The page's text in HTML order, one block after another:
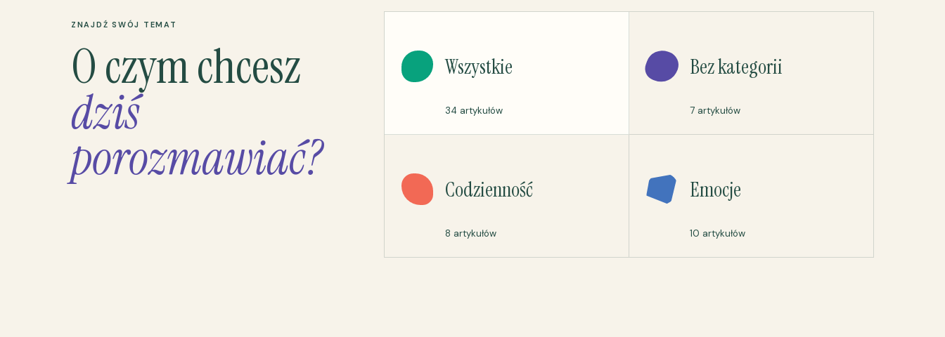
ZNAJDŹ SWÓJ TEMAT
O czym chcesz
dziś
porozmawiać?
Wszystkie
34 artykułów
Bez kategorii
7 artykułów
Codzienność
8 artykułów
Emocje
10 artykułów